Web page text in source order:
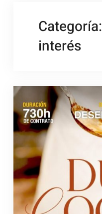
Categoría:
interés